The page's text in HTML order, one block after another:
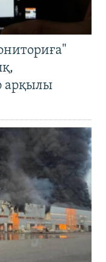
арқылы